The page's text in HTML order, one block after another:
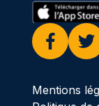
Facebook
Mentions